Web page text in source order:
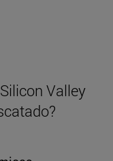
Valley